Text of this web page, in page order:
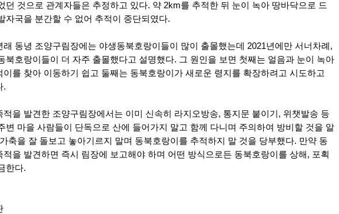
던 것으로 관계자들은 추정하고 있다. 약 2km를 추적한 뒤 눈이 녹아 땅바닥으로 드
자국을 분간할 수 없어 추적이 중단되였다.
래 동녕 조양구림장에는 야생동북호랑이들이 많이 출몰했는데 2021년에만 서너차례,
북호랑이들이 더 자주 출몰했다고 설명했다. 그 원인을 보면 첫째는 얼음과 눈이 녹아
이를 찾아 이동하기 쉽고 둘째는 동북호랑이가 새로운 령지를 확장하려고 시도하고
.
적을 발견한 조양구림장에서는 이미 신속히 라지오방송, 통지문 붙이기, 위챗발송 등
변 마을 사람들이 단독으로 산에 들어가지 말고 함께 다니며 주의하여 방비할 것을 알
축을 잘 돌보고 놓아기르지 말며 동북호랑이를 추적하지 말 것을 당부했다. 만약 동
적을 발견하면 즉시 림장에 보고해야 하며 어떤 방식으로든 동북호랑이를 상해, 포획
한다.